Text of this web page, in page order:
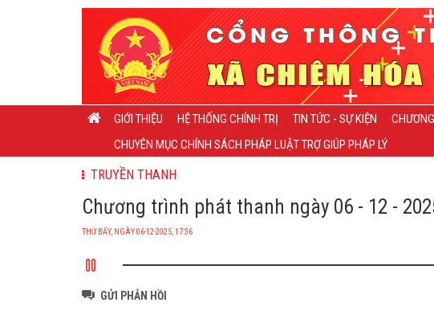
GIỚI THIỆU HỆ THỐNG CHÍNH TRỊ TIN TỨC - SỰ KIỆN
CHUYÊN MỤC CHÍNH SÁCH PHÁP LUẬT TRỢ GIÚP PHÁP LÝ
TRUYỀN THANH
Chương trình phát thanh ngày 06 - 12 -
THỨ BẨY, NGÀY 06-12-2025, 17:36
GỬI PHẢN HỒI